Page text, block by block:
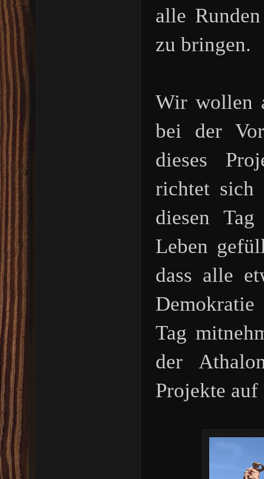
alle
zu bringen.
Wir wollen
bei der
dieses
richtet
diesen
Leben
dass alle
Tag
der
Projekte